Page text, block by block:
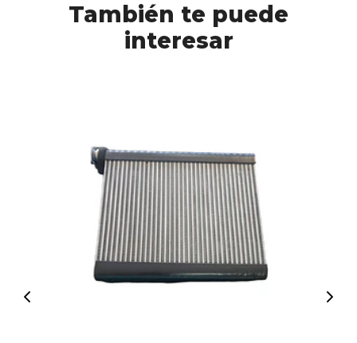
También te puede
interesar